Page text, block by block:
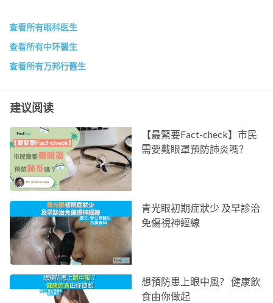
查看所有眼科医生
查看所有中环醫生
查看所有万邦行醫生
建议阅读
【最緊要Fact-check】市民
需要戴眼罩預防肺炎嗎？
青光眼初期症狀少 及早診治
免傷視神經線
想預防患上眼中風？ 健康飲
食由你做起